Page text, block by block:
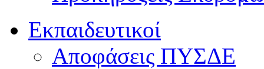
Εκπαιδευτικοί
Αποφάσεις ΠΥΣΔΕ